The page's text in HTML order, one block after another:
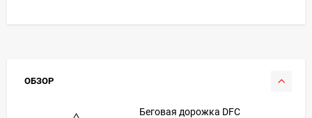
ОБЗОР
Беговая дорожка DFC